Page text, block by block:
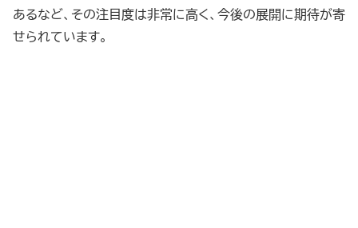
あるなど、その注目度は非常に高く、今後の展開に期待が寄
せられています。